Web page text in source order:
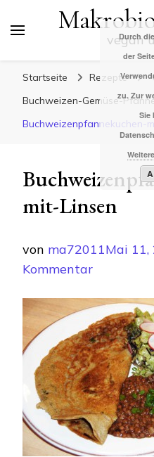
vegan
Startseite Rezepte
Buchweizen-Gemüse-
Buchweizenpfannekuchen-
mit-Linsen
von ma72011Mai 11,
Kommentarzu
mit-
Linsen
Durch
der
zu. Zur
Sie